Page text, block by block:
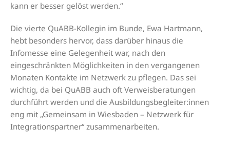
kann er besser gelöst werden.“
Die vierte QuABB-Kollegin im Bunde, Ewa Hartmann,
hebt besonders hervor, dass darüber hinaus die
Infomesse eine Gelegenheit war, nach den
eingeschränkten Möglichkeiten in den vergangenen
Monaten Kontakte im Netzwerk zu pflegen. Das sei
wichtig, da bei QuABB auch oft Verweisberatungen
durchführt werden und die Ausbildungsbegleiter:innen
eng mit „Gemeinsam in Wiesbaden – Netzwerk für
Integrationspartner“ zusammenarbeiten.